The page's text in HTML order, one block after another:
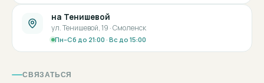
на Тенишевой
ул. Тенишевой, 19 · Смоленск
Пн–Сб до 21:00 · Вс до 15:00
СВЯЗАТЬСЯ